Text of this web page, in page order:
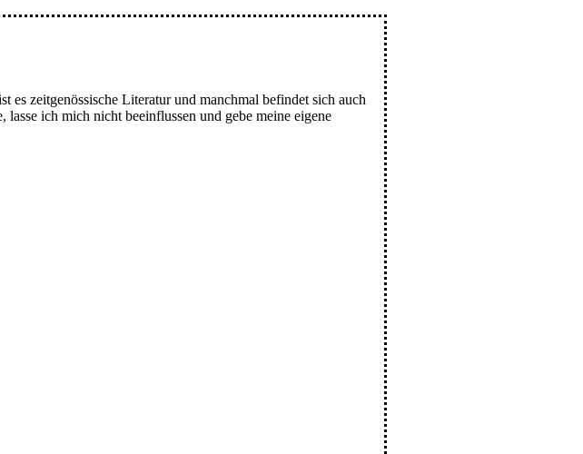
zeitgenössische Literatur und manchmal befindet sich auch
ich mich nicht beeinflussen und gebe meine eigene